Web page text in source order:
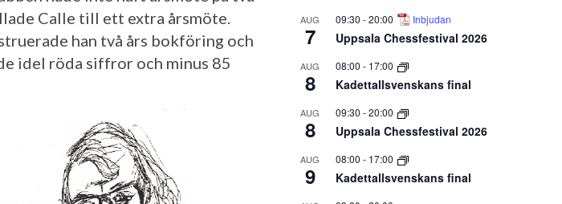
Calle till ett extra årsmöte.
han två års bokföring och
idel röda siffror och minus 85
AUG
7
09:30 -20:00 Inbjudan
Uppsala Chessfestival 2026
AUG
8
08:00 - 17:00
Kadettallsvenskans final
AUG
8
09:30 -20:00
Uppsala Chessfestival 2026
AUG
9
08:00 - 17:00
Kadettallsvenskans final